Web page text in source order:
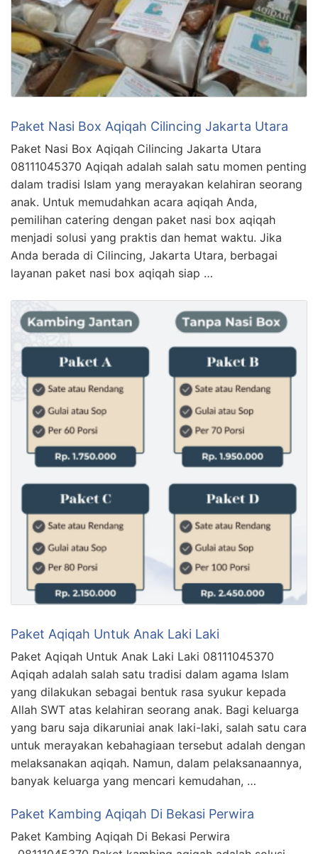
Paket Nasi Box Aqiqah Cilincing Jakarta Utara
Paket Nasi Box Aqiqah Cilincing Jakarta Utara
08111045370 Aqiqah adalah salah satu momen penting
dalam tradisi Islam yang merayakan kelahiran seorang
anak. Untuk memudahkan acara aqiqah Anda,
pemilihan catering dengan paket nasi box aqiqah
menjadi solusi yang praktis dan hemat waktu. Jika
Anda berada di Cilincing, Jakarta Utara, berbagai
layanan paket nasi box aqiqah siap …
Paket Aqiqah Untuk Anak Laki Laki
Paket Aqiqah Untuk Anak Laki Laki 08111045370
Aqiqah adalah salah satu tradisi dalam agama Islam
yang dilakukan sebagai bentuk rasa syukur kepada
Allah SWT atas kelahiran seorang anak. Bagi keluarga
yang baru saja dikaruniai anak laki-laki, salah satu cara
untuk merayakan kebahagiaan tersebut adalah dengan
melaksanakan aqiqah. Namun, dalam pelaksanaannya,
banyak keluarga yang mencari kemudahan, …
Paket Kambing Aqiqah Di Bekasi Perwira
Paket Kambing Aqiqah Di Bekasi Perwira